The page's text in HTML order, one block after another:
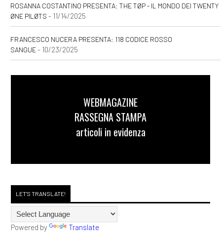
incipit
Agosto 2020
[03]Caro e stinto, di Maury
Maggio 2020
Giorgi: incipit
Aprile 2020
[27]I racconti incantati, di
ROSANNA COSTANTINO PRESENTA: THE TØP - IL MONDO DEI TWENTY
ØNE PILØTS - 11/14/2025
FRANCESCO NUCERA PRESENTA: 118 CODICE ROSSO
SANGUE- 10/23/2025
WEBMAGAZINE
RASSEGNA STAMPA
articoli in evidenza
LET'S TRANSLATE!
Powered by Translate